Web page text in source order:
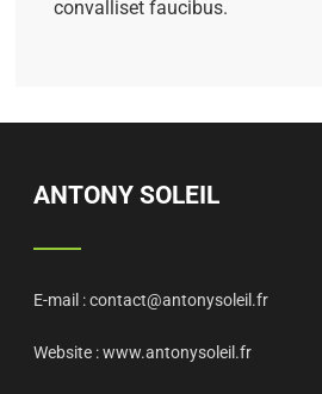
convalliset faucibus.
ANTONY SOLEIL
E-mail :contact@antonysoleil.fr
Website :www.antonysoleil.fr